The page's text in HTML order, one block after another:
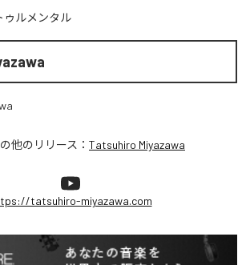
ゥルメンタル
の他のリリース： Tatsuhiro Miyazawa
tatsuhiro-miyazawa.com